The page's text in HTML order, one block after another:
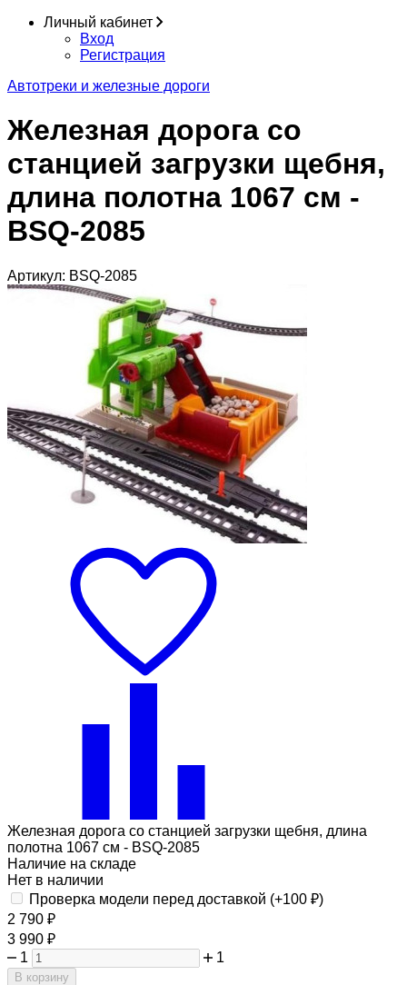
Личный кабинет
Вход
Регистрация
Автотреки и железные дороги
Железная дорога со
станцией загрузки щебня,
длина полотна 1067 см -
BSQ-2085
Артикул: BSQ-2085
Железная дорога со станцией загрузки щебня, длина
полотна 1067 см - BSQ-2085
Наличие на складе
Нет в наличии
Проверка модели перед доставкой (+100 ₽)
2 790 ₽
3 990 ₽
1
1
В корзину